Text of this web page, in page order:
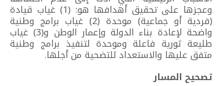
وعجزها على تحقيق أهدافها هو: (1) غياب قيادة
(فردية أو جماعية) موحدة (2) غياب برامج وطنية
واضحة لإعادة بناء الدولة وإعمار الوطن و(3) غياب
طليعة ثورية فاعلة وموحدة لتنفيذ برامج وطنية
متفق عليها والاستعداد للتضحية من أجلها.
تصحيح المسار